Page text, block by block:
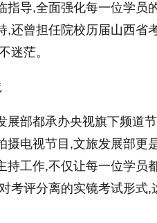
指导,全面强化每一位学员
,还曾担任院校历届山西省
迷茫。
展部都承办央视旗下频道
摄电视节目,文旅发展部更
持工作,不仅让每一位学员
考评分离的实镜考试形式,